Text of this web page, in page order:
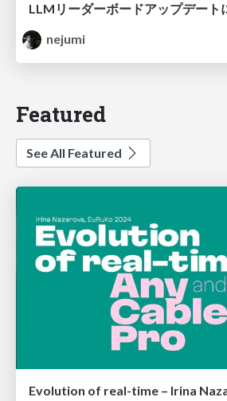
nejumi
Featured
See All Featured